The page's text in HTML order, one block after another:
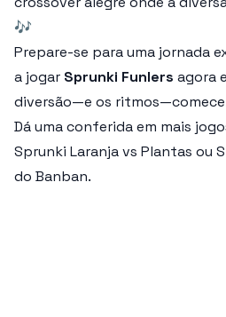
🎶
Prepare-se para uma jornada
a jogar Sprunki Funlers agora
diversão—e os
Dá uma conferida em mais
Sprunki Laranja vs Plantas ou
do Banban.